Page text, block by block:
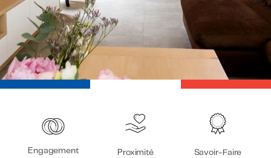
Engagement Proximité Savoir-Faire